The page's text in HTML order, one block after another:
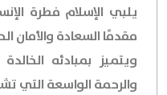
يلبي الإسلام فطرة
مقدمًا السعادة والأمان
ويتميز بمبادئه
والرحمة الواسعة التي